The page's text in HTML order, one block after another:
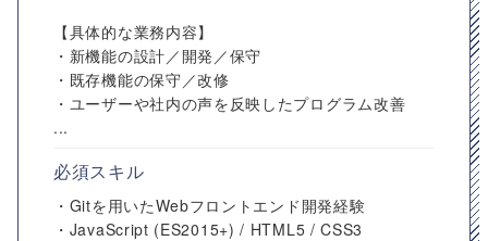
【具体的な業務内容】
・新機能の設計／開発／保守
・既存機能の保守／改修
・ユーザーや社内の声を反映したプログラム改善
...
必須スキル
・Gitを⽤いたWebフロントエンド開発経験
・JavaScript (ES2015+) / HTML5 / CSS3